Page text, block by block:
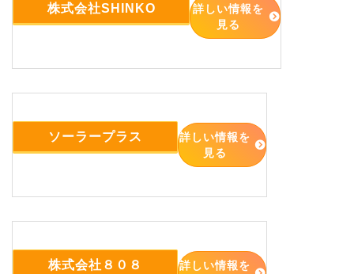
株式会社SHINKO
詳しい情報を
見る
ソーラープラス
詳しい情報を
見る
株式会社８０８
詳しい情報を